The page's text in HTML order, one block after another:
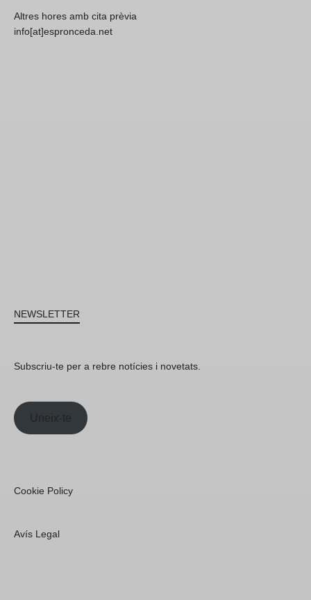
Altres hores amb cita prèvia
info[at]espronceda.net
NEWSLETTER
Subscriu-te per a rebre notícies i novetats.
Uneix-te
Cookie Policy
Avís Legal